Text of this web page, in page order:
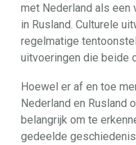
met Nederland als
in Rusland. Culturele
regelmatige
uitvoeringen die beide
Hoewel er af en toe
Nederland en Rusland
belangrijk om te
gedeelde